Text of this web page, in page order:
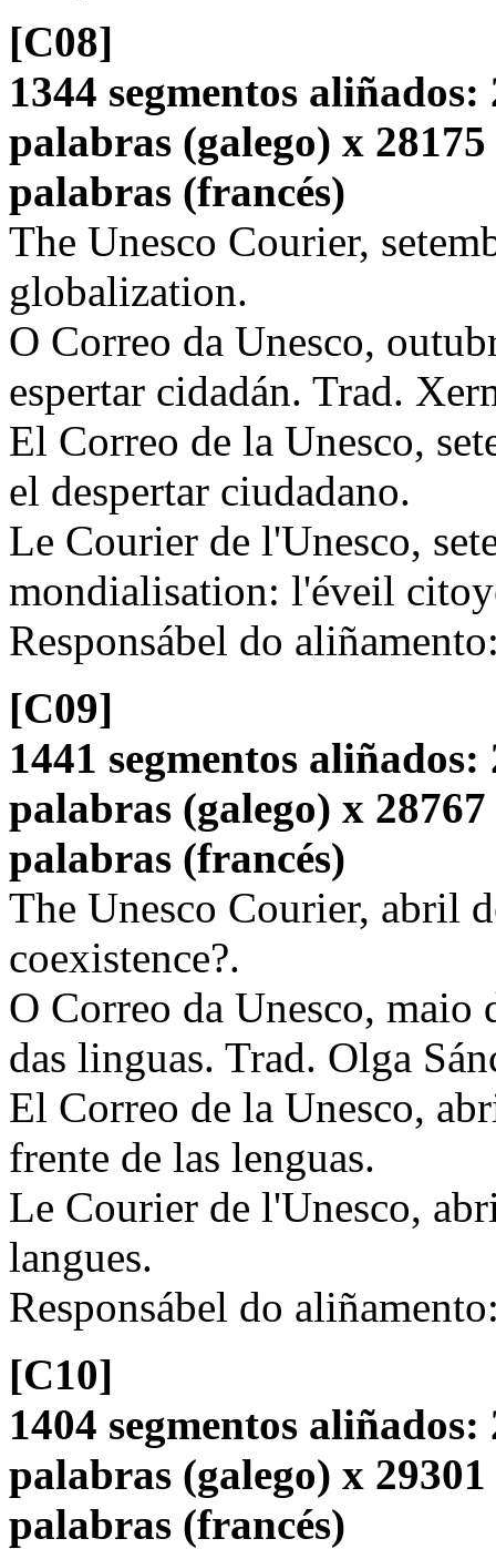
[C08]
1344 segmentos
palabras (galego) x
palabras (francés)
The Unesco Courier,
globalization.
O Correo da Unesco,
espertar cidadán. Trad.
El Correo de la Unesco,
el despertar ciudadano.
Le Courier de l'Unesco,
mondialisation: l'éveil
Responsábel do
[C09]
1441 segmentos
palabras (galego) x
palabras (francés)
The Unesco Courier, abril
coexistence?.
O Correo da Unesco, maio
das linguas. Trad. Olga
El Correo de la Unesco,
frente de las lenguas.
Le Courier de l'Unesco,
langues.
Responsábel do
[C10]
1404 segmentos
palabras (galego) x
palabras (francés)